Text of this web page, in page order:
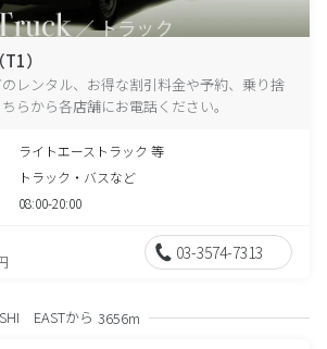
）
レンタル、お得な割引料金や予約、乗り捨
らから各店舗にお電話ください。
ライトエーストラック 等
トラック・バスなど
08:00-20:00
03-3574-7313
EASTから 3656m